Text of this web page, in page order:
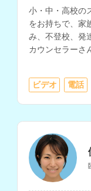
小・中・高校の
をお持ちで、家
み、不登校、発
カウンセラーさ
ビデオ 電話